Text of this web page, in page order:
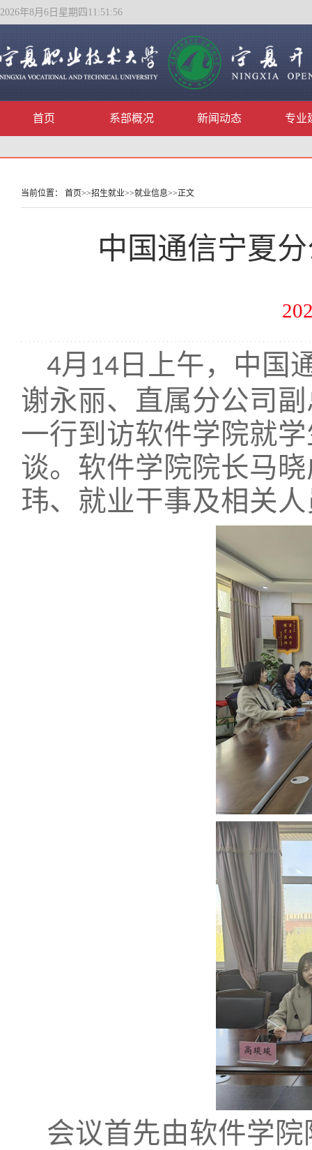
2026年8月6日星期四11:51:57
首页 系部概况 新闻动态 专业
当前位置： 首页>>招生就业>>就业信息>>正文
中国通信宁夏
4月 14 日上午， 中国
谢永丽、 直属分公司
一行到访软件学院就
谈。软件学院院长马
玮、就业干事及相关
会议首先由软件学